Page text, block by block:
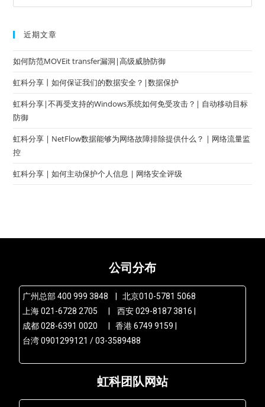
近期文章
如何防范MOVEit transfer漏洞|高级威胁防御
虹科分享丨如何保证我们的数据安全？|数据保护
虹科分享|不再受支持的Windows系统如何免受攻击？| 自动移动目标
防御
虹科分享 | NetFlow数据能够为网络故障排除提供什么？ | 网络流量监
控
虹科分享 | 如何主动保护个人信息 | 网络安全评级
公司分布
广州总部 400 999 3848 | 北京010-5781 5068
上海 021-6728 2705 | 西安 029-8187 3816 |
成都 028-6391 0020 | 香港 6749 9159 |
台湾 0901299121 / 03-3589488
虹科团队网站